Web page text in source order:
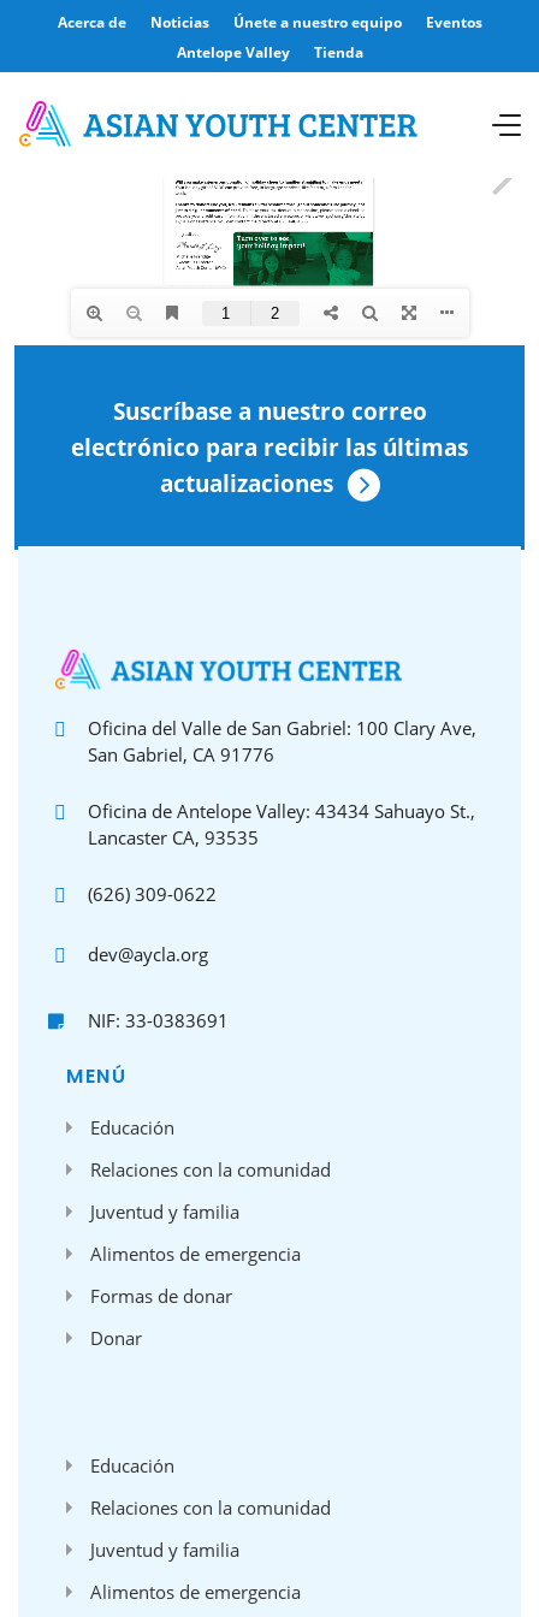
Acerca de Noticias Únete a nuestro equipo
Eventos
Antelope Valley
Tienda
Suscríbase a nuestro correo
electrónico para recibir las últimas
actualizaciones
Oficina del Valle de San Gabriel: 100 Clary Ave,
San Gabriel, CA 91776
Oficina de Antelope Valley: 43434 Sahuayo St.,
Lancaster CA, 93535
(626) 309-0622
dev@aycla.org
NIF: 33-0383691
MENÚ
Educación
Relaciones con la comunidad
Juventud y familia
Alimentos de emergencia
Formas de donar
Donar
Educación
Relaciones con la comunidad
Juventud y familia
Alimentos de emergencia